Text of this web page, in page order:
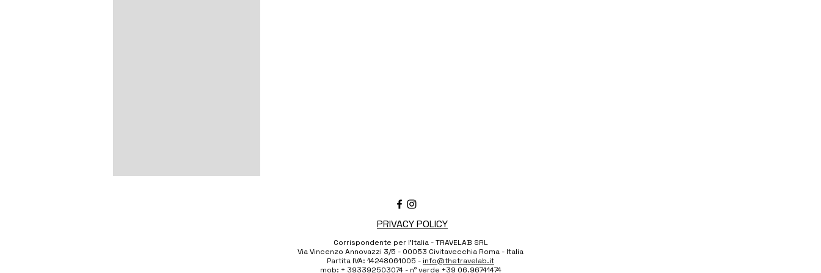
PRIVACY POLICY
Corrispondente per l'Italia - TRAVELAB SRL
Via Vincenzo Annovazzi 3/5 - 00053 Civitavecchia Roma - Italia
Partita IVA: 14248061005 - info@thetravelab.it
mob: + 393392503074 - n° verde +39 06.96741474